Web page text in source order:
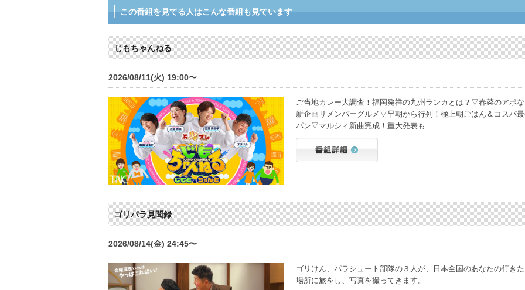
この番組を見てる人はこんな番組も見ています
じもちゃんねる
2026/08/11(火) 19:00〜
ご当地カレー大調査！福岡発祥の九州ランカとは？▽春菜のアポ
新企画リメンバーグルメ▽早朝から行列！極上朝ごはん＆コスパ
パン▽マルシィ新曲完成！重大発表も
ゴリパラ見聞録
2026/08/14(金) 24:45〜
ゴリけん、パラシュート部隊の３人が、日本全国のあなたの行き
場所に旅をし、写真を撮ってきます。